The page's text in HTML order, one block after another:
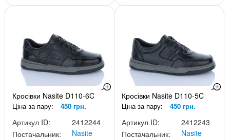
Кросівки Nasite D110-6C
Ціна за пару: 450 грн.
Артикул ID:
2412244
Постачальник:
Nasite
Кросівки Nasite D110-5C
Ціна за пару: 450 грн.
Артикул ID:
2412243
Постачальник:
Nasite